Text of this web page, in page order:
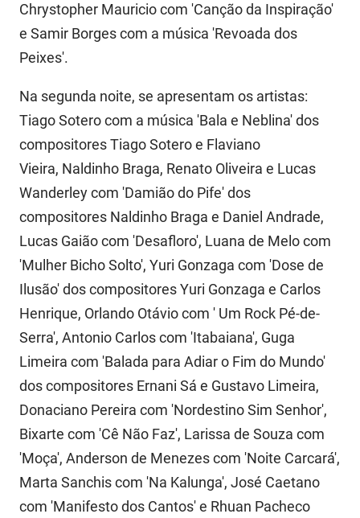
PROCASE
Polícia Civil
Rádio Tabajara
SUDEMA
SUPLAN
UEPB
Chrystopher Mauricio com 'Canção da Inspiração'
e Samir Borges com a música 'Revoada dos
Peixes'.
Na segunda noite, se apresentam os artistas:
Tiago Sotero com a música 'Bala e Neblina' dos
compositores Tiago Sotero e Flaviano
Vieira, Naldinho Braga, Renato Oliveira e Lucas
Wanderley com 'Damião do Pife' dos
compositores Naldinho Braga e Daniel Andrade,
Lucas Gaião com 'Desafloro', Luana de Melo com
'Mulher Bicho Solto', Yuri Gonzaga com 'Dose de
Ilusão' dos compositores Yuri Gonzaga e Carlos
Henrique, Orlando Otávio com ' Um Rock Pé-de-
Serra', Antonio Carlos com 'Itabaiana', Guga
Limeira com 'Balada para Adiar o Fim do Mundo'
dos compositores Ernani Sá e Gustavo Limeira,
Donaciano Pereira com 'Nordestino Sim Senhor',
Bixarte com 'Cê Não Faz', Larissa de Souza com
'Moça', Anderson de Menezes com 'Noite Carcará',
Marta Sanchis com 'Na Kalunga', José Caetano
com 'Manifesto dos Cantos' e Rhuan Pacheco